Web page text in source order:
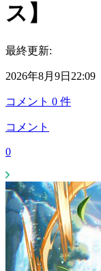
ス】
最終更新:
2026年8月9日22:09
コメント 0 件
コメント
0